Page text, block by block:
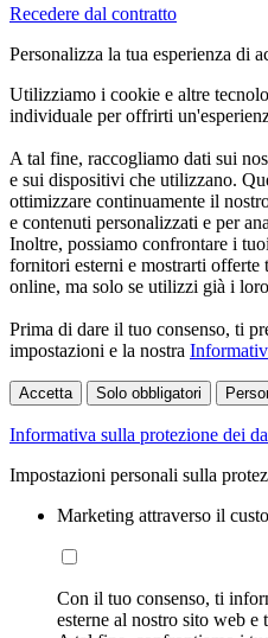
Recedere dal contratto
Personalizza la tua esperienza di
Utilizziamo i cookie e altre
individuale per offrirti
A tal fine, raccogliamo dati sui
e sui dispositivi che utilizzano.
ottimizzare continuamente il
e contenuti personalizzati e per
Inoltre, possiamo confrontare i
fornitori esterni e mostrarti
online, ma solo se utilizzi già i
Prima di dare il tuo consenso, ti
impostazioni e la nostra
Accetta Solo obbligatori
Informativa sulla protezione dei
Impostazioni personali sulla
Marketing attraverso il
Con il tuo consenso, ti
esterne al nostro sito web